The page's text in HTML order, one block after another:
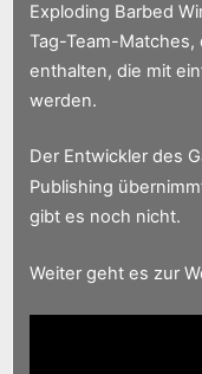
Exploding Barbed
Tag-Team-Matches,
enthalten, die mit
werden.
Der Entwickler des
Publishing
gibt es noch nicht.
Weiter geht es zur